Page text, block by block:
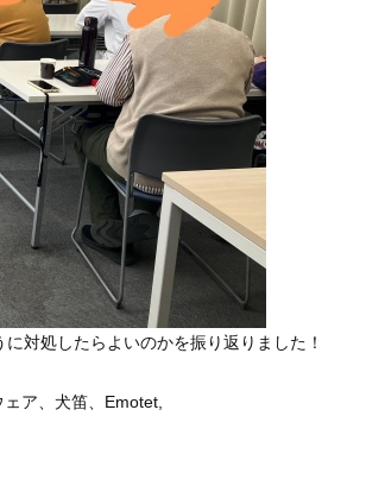
対処したらよいのかを振り返りました！
ア、犬笛、Emotet,